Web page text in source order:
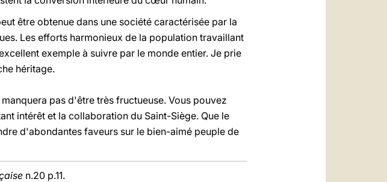
être obtenue dans une société caractérisée par la
Les efforts harmonieux de la population travaillant
exemple à suivre par le monde entier. Je prie
héritage.
pas d'être très fructueuse. Vous pouvez
intérêt et la collaboration du Saint-Siège. Que le
d'abondantes faveurs sur le bien-aimé peuple de
n.20 p.11.